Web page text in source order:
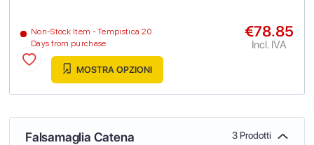
Non-Stock Item - Tempistica 20
Days from purchase
€78.85
Incl. IVA
MOSTRA OPZIONI
Falsamaglia Catena 3 Prodotti